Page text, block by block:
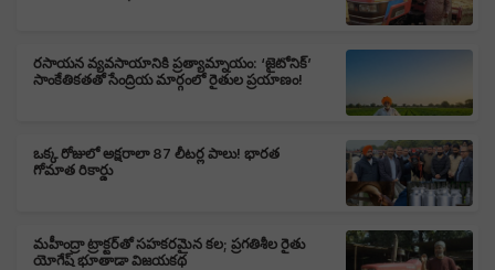
రసాయన వ్యవసాయానికి ప్రత్యామ్నాయం: ‘జైటోనిక్’
సాంకేతికతతో సేంద్రియ మార్గంలో రైతుల ప్రయాణం!
ఒక్క రోజులో అక్షరాలా 87 లీటర్ల పాలు! భారత
గోమాత రికార్డు
మహీంద్రా ట్రాక్టర్‌తో సహకరమైన కల; ప్రగతిశీల రైతు
యోగేష్ భూతాడా విజయకథ